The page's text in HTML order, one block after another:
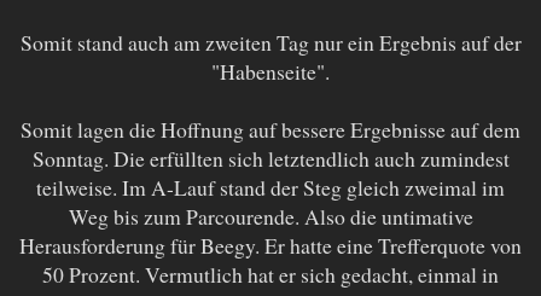
Somit stand auch am zweiten Tag nur ein Ergebnis auf der
"Habenseite".
Somit lagen die Hoffnung auf bessere Ergebnisse auf dem
Sonntag. Die erfüllten sich letztendlich auch zumindest
teilweise. Im A-Lauf stand der Steg gleich zweimal im
Weg bis zum Parcourende. Also die untimative
Herausforderung für Beegy. Er hatte eine Trefferquote von
50 Prozent. Vermutlich hat er sich gedacht, einmal in